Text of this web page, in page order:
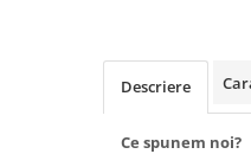
Descriere
Ce spunem noi?